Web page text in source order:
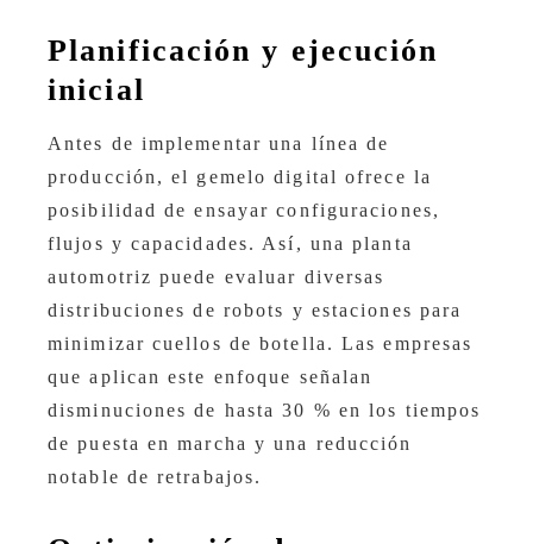
Planificación y ejecución
inicial
Antes de implementar una línea de
producción, el gemelo digital ofrece la
posibilidad de ensayar configuraciones,
flujos y capacidades. Así, una planta
automotriz puede evaluar diversas
distribuciones de robots y estaciones para
minimizar cuellos de botella. Las empresas
que aplican este enfoque señalan
disminuciones de hasta 30 % en los tiempos
de puesta en marcha y una reducción
notable de retrabajos.